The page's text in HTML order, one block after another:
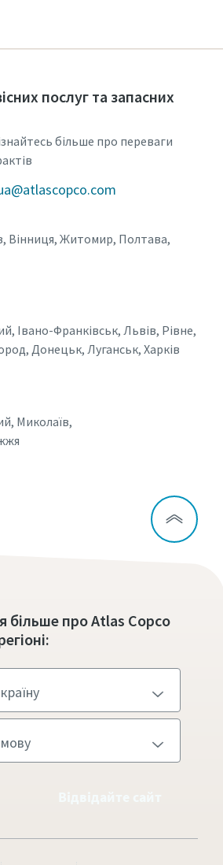
послуг та запасних
більше про переваги
Вінниця, Житомир, Полтава,
Івано-Франківськ, Львів, Рівне,
Донецьк, Луганськ, Харків
Миколаїв,
більше про Atlas Copco